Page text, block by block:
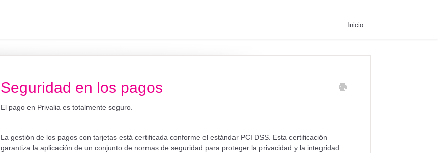
Inicio
Seguridad en los pagos
El pago en Privalia es totalmente seguro.
La gestión de los pagos con tarjetas está certificada conforme el estándar PCI DSS. Esta certificación
garantiza la aplicación de un conjunto de normas de seguridad para proteger la privacidad y la integridad